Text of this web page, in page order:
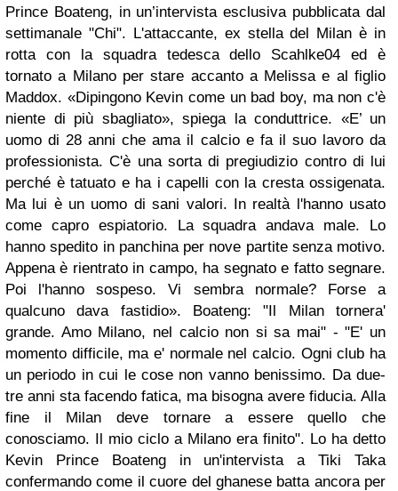
Prince Boateng, in un’intervista esclusiva pubblicata dal
settimanale "Chi". L'attaccante, ex stella del Milan è in
rotta con la squadra tedesca dello Scahlke04 ed è
tornato a Milano per stare accanto a Melissa e al figlio
Maddox. «Dipingono Kevin come un bad boy, ma non c'è
niente di più sbagliato», spiega la conduttrice. «E’ un
uomo di 28 anni che ama il calcio e fa il suo lavoro da
professionista. C'è una sorta di pregiudizio contro di lui
perché è tatuato e ha i capelli con la cresta ossigenata.
Ma lui è un uomo di sani valori. In realtà l'hanno usato
come capro espiatorio. La squadra andava male. Lo
hanno spedito in panchina per nove partite senza motivo.
Appena è rientrato in campo, ha segnato e fatto segnare.
Poi l'hanno sospeso. Vi sembra normale? Forse a
qualcuno dava fastidio». Boateng: "Il Milan tornera'
grande. Amo Milano, nel calcio non si sa mai" - "E' un
momento difficile, ma e' normale nel calcio. Ogni club ha
un periodo in cui le cose non vanno benissimo. Da due-
tre anni sta facendo fatica, ma bisogna avere fiducia. Alla
fine il Milan deve tornare a essere quello che
conosciamo. Il mio ciclo a Milano era finito". Lo ha detto
Kevin Prince Boateng in un'intervista a Tiki Taka
confermando come il cuore del ghanese batta ancora per